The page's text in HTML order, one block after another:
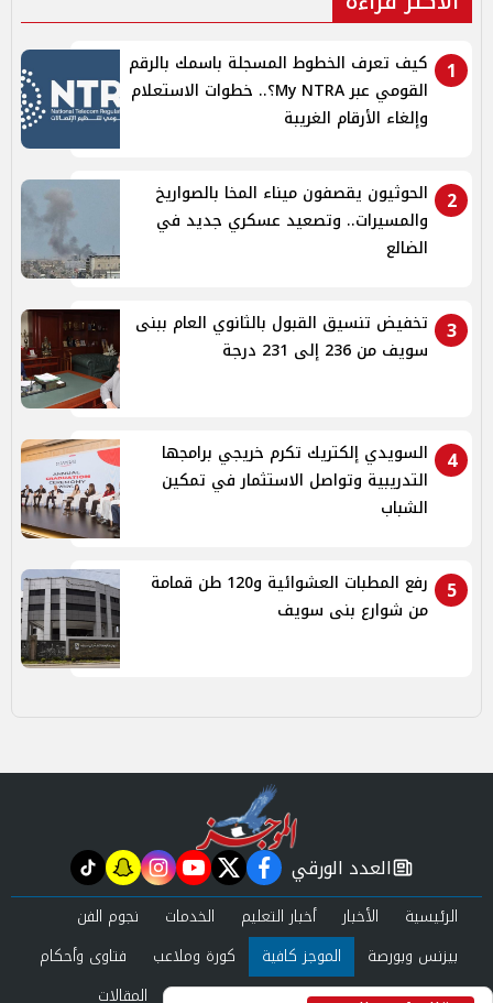
1
كيف تعرف الخطوط المسجلة باسمك بالرقم
القومي عبر My NTRA؟.. خطوات الاستعلام
وإلغاء الأرقام الغريبة
2
الحوثيون يقصفون ميناء المخا بالصواريخ
والمسيرات.. وتصعيد عسكري جديد في
الضالع
3
تخفيض تنسيق القبول بالثانوي العام ببنى
سويف من 236 إلى 231 درجة
4
السويدي إلكتريك تكرم خريجي برامجها
التدريبية وتواصل الاستثمار في تمكين
الشباب
5
رفع المطبات العشوائية و120 طن قمامة
من شوارع بنى سويف
newspaper
العدد الورقي facebook
twitter
youtube
instagram
snapchat
tiktok
الرئيسية الأخبار أخبار التعليم الخدمات
نجوم الفن
بيزنس وبورصة
الموجز كافية كورة وملاعب
فتاوى وأحكام
صحة وجمال
عرب وعالم حوادث ومحاكم المقالات